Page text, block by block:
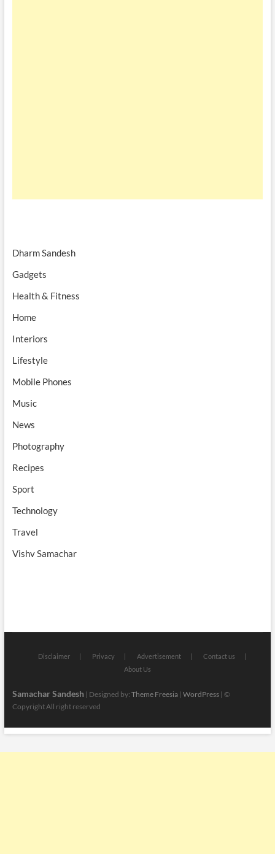
Dharm Sandesh
Gadgets
Health & Fitness
Home
Interiors
Lifestyle
Mobile Phones
Music
News
Photography
Recipes
Sport
Technology
Travel
Vishv Samachar
Disclaimer Privacy Advertisement
Contact us
About Us
Samachar Sandesh | Designed by: Theme Freesia| WordPress| ©
Copyright All right reserved